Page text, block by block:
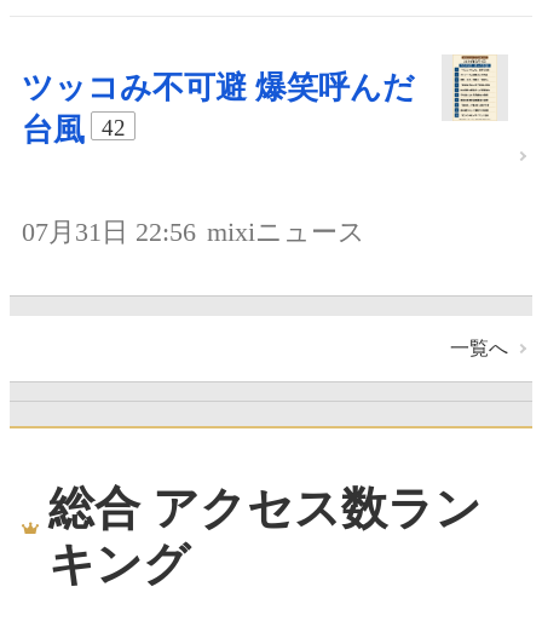
ツッコみ不可避 爆笑呼んだ
台風
42
07月31日 22:56 mixiニュース
一覧へ
総合 アクセス数ラン
キング